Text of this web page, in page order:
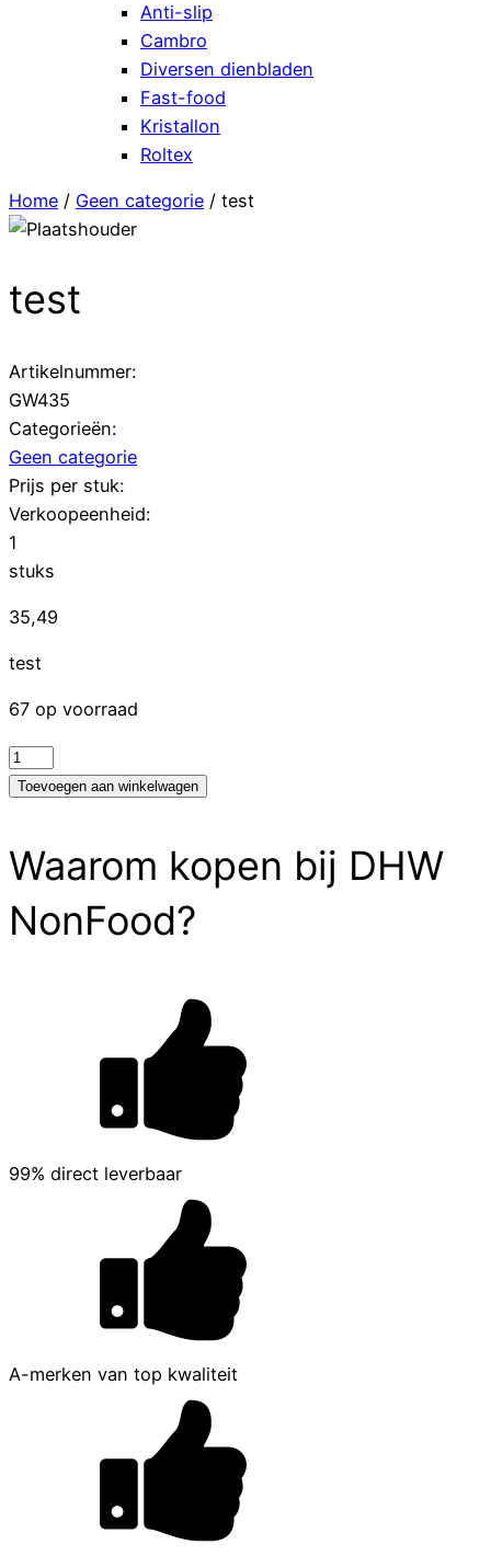
Anti-slip
Cambro
Diversen dienbladen
Fast-food
Kristallon
Roltex
Home / Geen categorie / test
test
Artikelnummer:
GW435
Categorieën:
Geen categorie
Prijs per stuk:
Verkoopeenheid:
1
stuks
35,49
test
67 op voorraad
test
aantal
Toevoegen aan winkelwagen
Waarom kopen bij DHW
NonFood?
99% direct leverbaar
A-merken van top kwaliteit